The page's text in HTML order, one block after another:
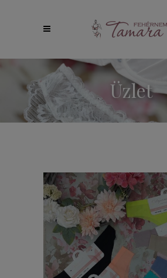
Üzlet